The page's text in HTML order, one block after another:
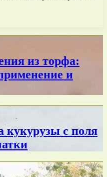
из торфа:
и
кукурузы с поля